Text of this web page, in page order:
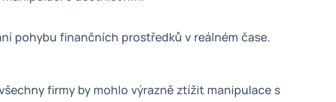
pohybu finančních prostředků v reálném čase.
firmy by mohlo výrazně ztížit manipulace s